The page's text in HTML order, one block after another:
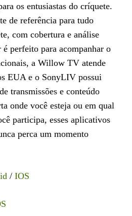
os entusiastas do críquete.
de referência para tudo
com cobertura e análise
perfeito para acompanhar o
a Willow TV atende
EUA e o SonyLIV possui
transmissões e conteúdo
onde você esteja ou em qual
participa, esses aplicativos
perca um momento
/ IOS